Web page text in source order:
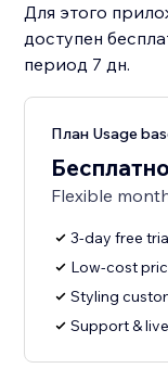
Для этого
доступен
период 7 дн.
План Usage
Бесплатно
Flexible
3-day free
Low-cost
Styling
Support &